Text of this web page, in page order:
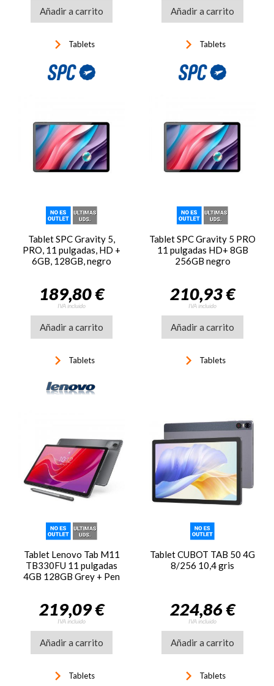
Añadir a carrito
keyboard_arrow_right Tablets
Añadir a carrito
keyboard_arrow_right Tablets
Tablet SPC Gravity 5,
PRO, 11 pulgadas, HD +
6GB, 128GB, negro
189,80 €
IVA incluido
Añadir a carrito
keyboard_arrow_right Tablets
Tablet SPC Gravity 5 PRO
11 pulgadas HD+ 8GB
256GB negro
210,93 €
IVA incluido
Añadir a carrito
keyboard_arrow_right Tablets
Tablet Lenovo Tab M11
TB330FU 11 pulgadas
4GB 128GB Grey + Pen
219,09 €
IVA incluido
Añadir a carrito
keyboard_arrow_right Tablets
Tablet CUBOT TAB 50 4G
8/256 10,4 gris
224,86 €
IVA incluido
Añadir a carrito
keyboard_arrow_right Tablets